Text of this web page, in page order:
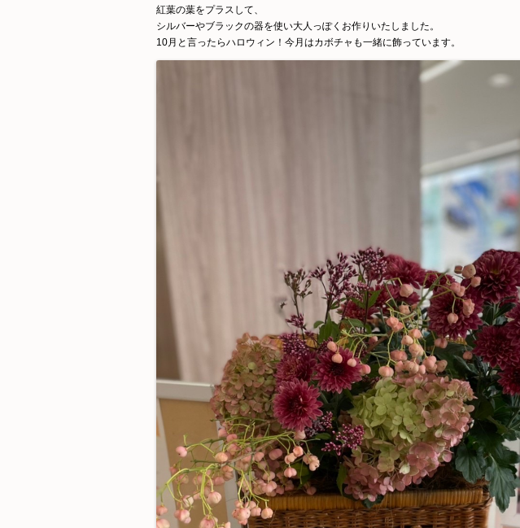
紅葉の葉をプラスして、
シルバーやブラックの器を使い大人っぽくお作りいたしました。
10月と言ったらハロウィン！今月はカボチャも一緒に飾っています。